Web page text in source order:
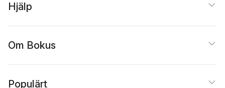
Hjälp
Om Bokus
Populärt